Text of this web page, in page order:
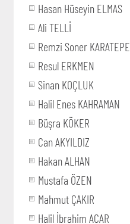
Hasan Hüseyin ELMAS
Ali TELLİ
Remzi Soner KARATEPE
Resul ERKMEN
Sinan KOÇLUK
Halil Enes KAHRAMAN
Büşra KÖKER
Can AKYILDIZ
Hakan ALHAN
Mustafa ÖZEN
Mahmut ÇAKIR
Halil İbrahim ACAR